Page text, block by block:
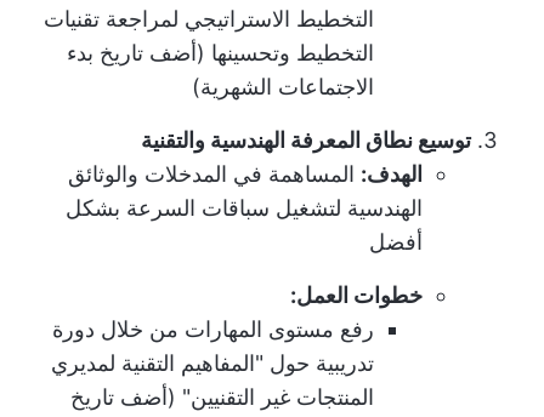
التخطيط الاستراتيجي لمراجعة تقنيات
التخطيط وتحسينها (أضف تاريخ بدء
الاجتماعات الشهرية)
توسيع نطاق المعرفة الهندسية والتقنية
الهدف: المساهمة في المدخلات والوثائق
الهندسية لتشغيل سباقات السرعة بشكل
أفضل
خطوات العمل:
رفع مستوى المهارات من خلال دورة
تدريبية حول "المفاهيم التقنية لمديري
المنتجات غير التقنيين" (أضف تاريخ